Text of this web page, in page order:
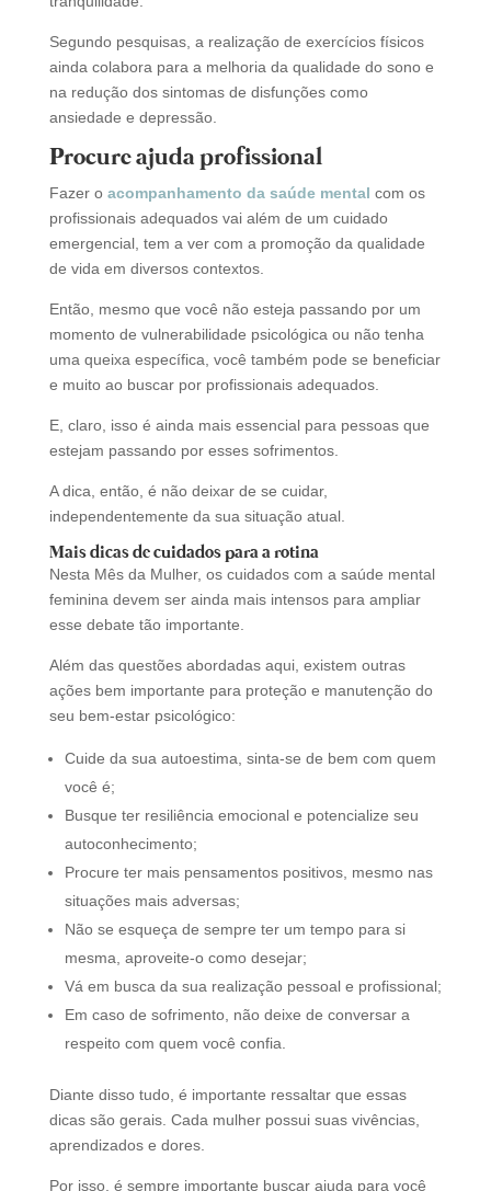
Segundo pesquisas, a realização de exercícios físicos
ainda colabora para a melhoria da qualidade do sono e
na redução dos sintomas de disfunções como
ansiedade e depressão.
Procure ajuda profissional
Fazer o acompanhamento da saúde mental com os
profissionais adequados vai além de um cuidado
emergencial, tem a ver com a promoção da qualidade
de vida em diversos contextos.
Então, mesmo que você não esteja passando por um
momento de vulnerabilidade psicológica ou não tenha
uma queixa específica, você também pode se beneficiar
e muito ao buscar por profissionais adequados.
E, claro, isso é ainda mais essencial para pessoas que
estejam passando por esses sofrimentos.
A dica, então, é não deixar de se cuidar,
independentemente da sua situação atual.
Mais dicas de cuidados para a rotina
Nesta Mês da Mulher, os cuidados com a saúde mental
feminina devem ser ainda mais intensos para ampliar
esse debate tão importante.
Além das questões abordadas aqui, existem outras
ações bem importante para proteção e manutenção do
seu bem-estar psicológico:
Cuide da sua autoestima, sinta-se de bem com quem
você é;
Busque ter resiliência emocional e potencialize seu
autoconhecimento;
Procure ter mais pensamentos positivos, mesmo nas
situações mais adversas;
Não se esqueça de sempre ter um tempo para si
mesma, aproveite-o como desejar;
Vá em busca da sua realização pessoal e profissional;
Em caso de sofrimento, não deixe de conversar a
respeito com quem você confia.
Diante disso tudo, é importante ressaltar que essas
dicas são gerais. Cada mulher possui suas vivências,
aprendizados e dores.
Por isso, é sempre importante buscar ajuda para você